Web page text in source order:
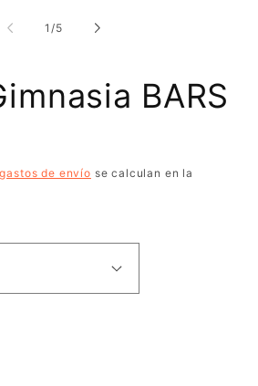
1 /de
5
BARS
gastos de envío se calculan en la